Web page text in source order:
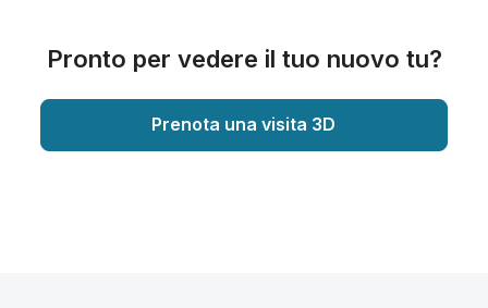
Pronto per vedere il tuo nuovo tu?
Prenota una visita 3D